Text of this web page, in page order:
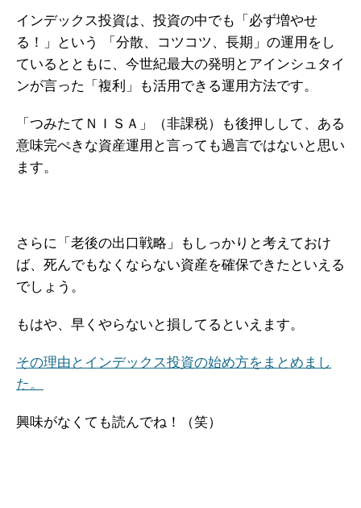
インデックス投資は、投資の中でも「必ず増やせ
る！」という 「分散、コツコツ、長期」の運用をし
ているとともに、今世紀最大の発明とアインシュタイ
ンが言った「複利」も活用できる運用方法です。
「つみたてＮＩＳＡ」（非課税）も後押しして、ある
意味完ぺきな資産運用と言っても過言ではないと思い
ます。
さらに「老後の出口戦略」もしっかりと考えておけ
ば、死んでもなくならない資産を確保できたといえる
でしょう。
もはや、早くやらないと損してるといえます。
その理由とインデックス投資の始め方をまとめまし
た。
興味がなくても読んでね！（笑）